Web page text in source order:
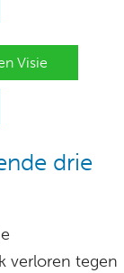
Visie
drie
verloren tegen